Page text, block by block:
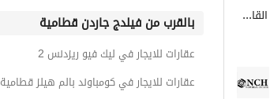
فيلدج جاردن قطامية، التجمع الخامس، القاهرة الجديدة، القاهرة
بالقرب من فيلدج جاردن قطامية
عقارات للايجار في ليك فيو ريزدنس 2
عقارات للايجار في كومباوند بالم هيلز قطامية